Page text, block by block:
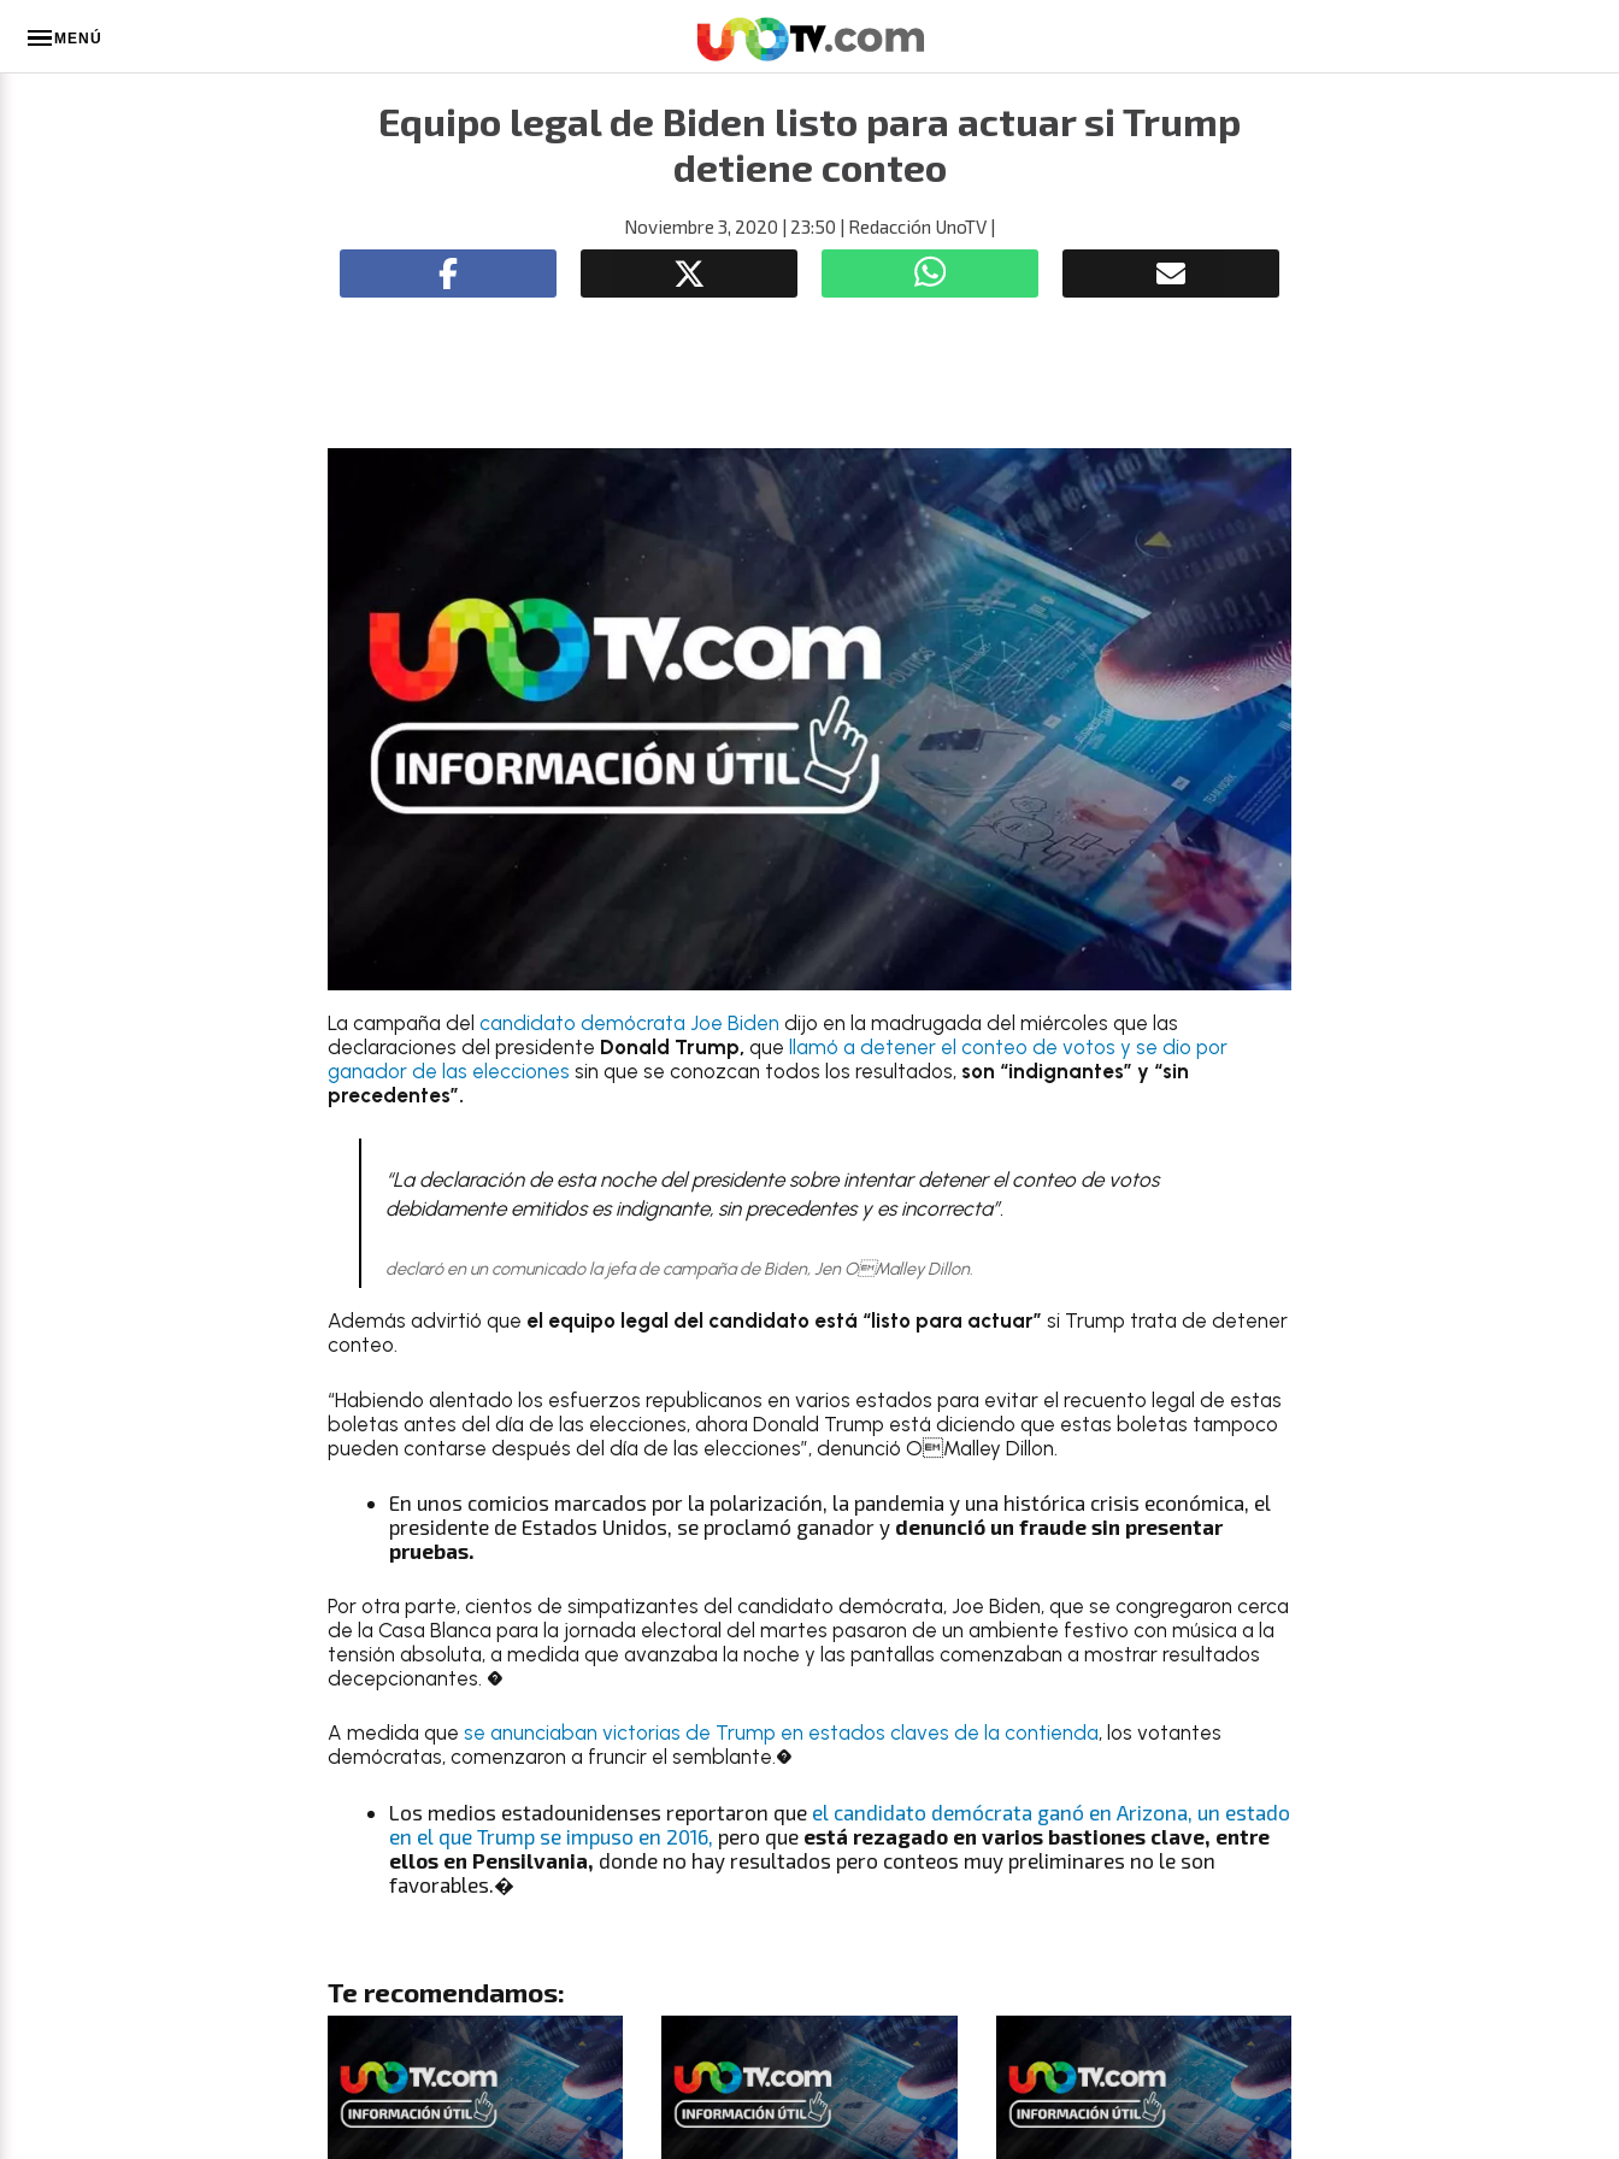
MENÚ
Equipo legal de Biden listo para actuar si Trump
detiene conteo
Noviembre 3, 2020 | 23:50 | Redacción UnoTV |
La campaña del candidato demócrata Joe Biden dijo en la madrugada del miércoles que las
declaraciones del presidente Donald Trump, que llamó a detener el conteo de votos y se dio por
ganador de las elecciones sin que se conozcan todos los resultados, son “indignantes” y “sin
precedentes”.
“La declaración de esta noche del presidente sobre intentar detener el conteo de votos
debidamente emitidos es indignante, sin precedentes y es incorrecta”.
declaró en un comunicado la jefa de campaña de Biden, Jen OMalley Dillon.
Además advirtió que el equipo legal del candidato está “listo para actuar” si Trump trata de detener
conteo.
“Habiendo alentado los esfuerzos republicanos en varios estados para evitar el recuento legal de estas
boletas antes del día de las elecciones, ahora Donald Trump está diciendo que estas boletas tampoco
pueden contarse después del día de las elecciones”, denunció OMalley Dillon.
En unos comicios marcados por la polarización, la pandemia y una histórica crisis económica, el
presidente de Estados Unidos, se proclamó ganador y denunció un fraude sin presentar
pruebas.
Por otra parte, cientos de simpatizantes del candidato demócrata, Joe Biden, que se congregaron cerca
de la Casa Blanca para la jornada electoral del martes pasaron de un ambiente festivo con música a la
tensión absoluta, a medida que avanzaba la noche y las pantallas comenzaban a mostrar resultados
decepcionantes. �
A medida que se anunciaban victorias de Trump en estados claves de la contienda, los votantes
demócratas, comenzaron a fruncir el semblante.�
Los medios estadounidenses reportaron que el candidato demócrata ganó en Arizona, un estado
en el que Trump se impuso en 2016, pero que está rezagado en varios bastiones clave, entre
ellos en Pensilvania, donde no hay resultados pero conteos muy preliminares no le son
favorables.�
Te recomendamos: